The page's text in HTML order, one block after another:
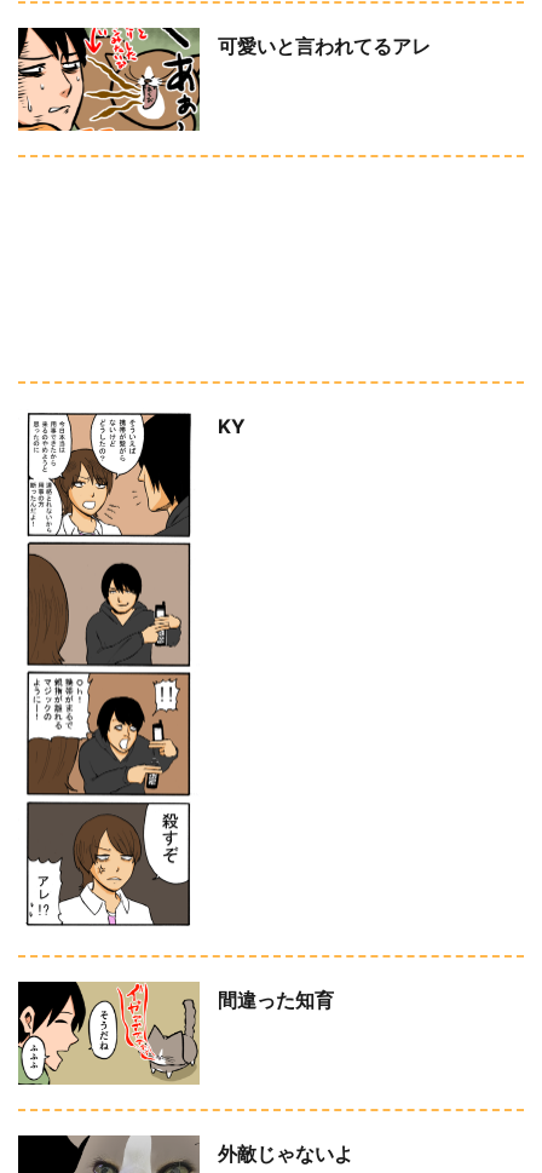
可愛いと言われてるアレ
KY
間違った知育
外敵じゃないよ